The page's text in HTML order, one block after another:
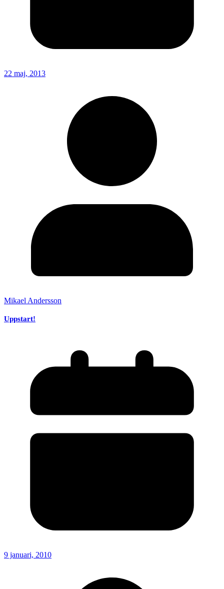
22 maj, 2013
Mikael Andersson
Uppstart!
9 januari, 2010